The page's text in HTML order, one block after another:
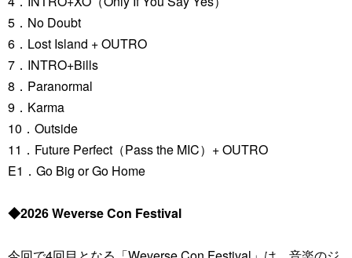
5．No Doubt
6．Lost Island + OUTRO
7．INTRO+Bills
8．Paranormal
9．Karma
10．Outside
11．Future Perfect（Pass the MIC）+ OUTRO
E1．Go Big or Go Home
◆2026 Weverse Con Festival